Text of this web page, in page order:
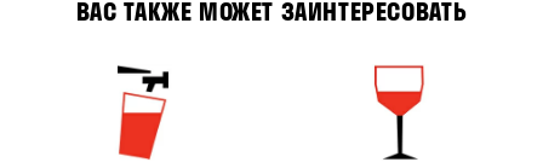
ВАС ТАКЖЕ МОЖЕТ ЗАИНТЕРЕСОВАТЬ